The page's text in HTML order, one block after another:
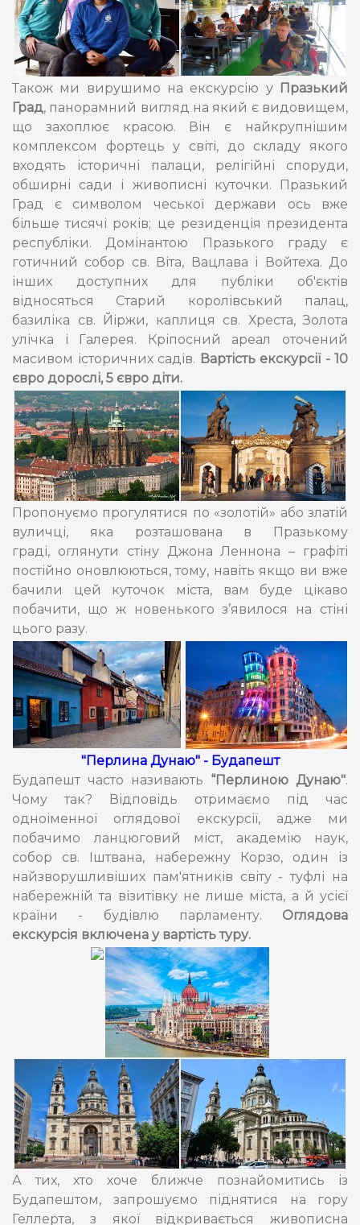
Також ми вирушимо на екскурсію у Празький
Град, панорамний вигляд на який є видовищем,
що захоплює красою. Він є найкрупнішим
комплексом фортець у світі, до складу якого
входять історичні палаци, релігійні споруди,
обширні сади і живописні куточки. Празький
Град є символом чеської держави ось вже
більше тисячі років; це резиденція президента
республіки. Домінантою Празького граду є
готичний собор св. Віта, Вацлава і Войтеха. До
інших доступних для публіки об'єктів
відносяться Старий королівський палац,
базиліка св. Йіржи, каплиця св. Хреста, Золота
улічка і Галерея. Кріпосний ареал оточений
масивом історичних садів. Вартість екскурсії - 10
євро дорослі, 5 євро діти.
Пропонуємо прогулятися по «золотій» або златій
вуличці, яка розташована в Празькому
граді, оглянути стіну Джона Леннона – графіті
постійно оновлюються, тому, навіть якщо ви вже
бачили цей куточок міста, вам буде цікаво
побачити, що ж новенького з’явилося на стіні
цього разу.
"Перлина Дунаю" - Будапешт
Будапешт часто називають “Перлиною Дунаю".
Чому так? Відповідь отримаємо під час
одноіменної оглядової екскурсії, адже ми
побачимо ланцюговий міст, академію наук,
собор св. Іштвана, набережну Корзо, один із
найзворушливіших пам'ятників світу - туфлі на
набережній та візитівку не лише міста, а й усієї
країни - будівлю парламенту. Оглядова
екскурсія включена у вартість туру.
А тих, хто хоче ближче познайомитись із
Будапештом, запрошуємо піднятися на гору
Геллерта, з якої відкривається живописна